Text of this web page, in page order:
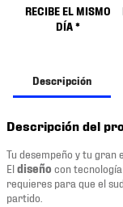
RECIBE EL MISMO
DÍA *
Descripción
Descripción del
Tu desempeño y tu gran
Eldiseño con
requieres para que el
partido.